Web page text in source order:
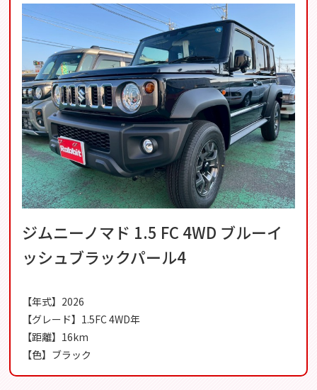
ジムニーノマド 1.5 FC 4WD ブルーイ
ッシュブラックパール4
【年式】2026
【グレード】1.5FC 4WD年
【距離】16km
【色】ブラック